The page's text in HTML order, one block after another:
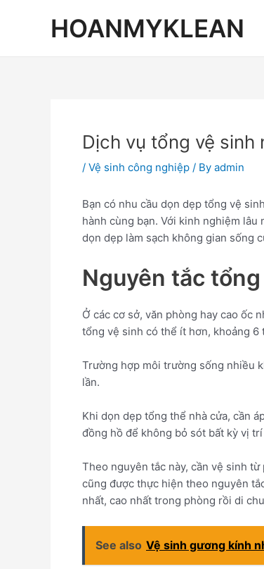
HOANMYKLEAN
Dịch vụ tổng vệ sinh
/ Vệ sinh công nghiệp / By admin
Bạn có nhu cầu dọn dẹp tổng vệ
hành cùng bạn. Với kinh nghiệm
dọn dẹp làm sạch không gian sống
Nguyên tắc
Ở các cơ sở, văn phòng hay cao ốc
tổng vệ sinh có thể ít hơn, khoảng 6
Trường hợp môi trường sống nhiều
lần.
Khi dọn dẹp tổng thể nhà cửa, cần
đồng hồ để không bỏ sót bất kỳ vị trí
Theo nguyên tắc này, cần vệ sinh
cũng được thực hiện theo nguyên
nhất, cao nhất trong phòng rồi di
See also Vệ sinh gương kính
navigation